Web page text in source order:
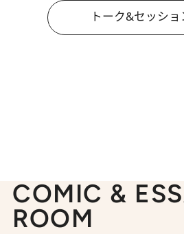
トーク&セッショ
COMIC &
ROOM